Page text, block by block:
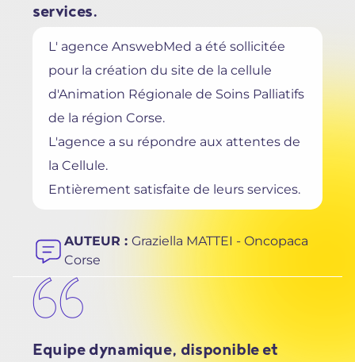
services.
L' agence AnswebMed a été sollicitée
pour la création du site de la cellule
d'Animation Régionale de Soins Palliatifs
de la région Corse.
L'agence a su répondre aux attentes de
la Cellule.
Entièrement satisfaite de leurs services.
AUTEUR :Graziella MATTEI - Oncopaca
Corse
Equipe dynamique, disponible et